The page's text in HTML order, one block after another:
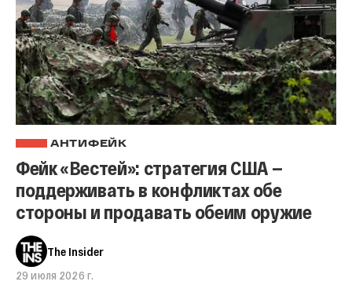
АНТИФЕЙК
Фейк «Вестей»: стратегия США —
поддерживать в конфликтах обе
стороны и продавать обеим оружие
The Insider
29 июля 2026 г.